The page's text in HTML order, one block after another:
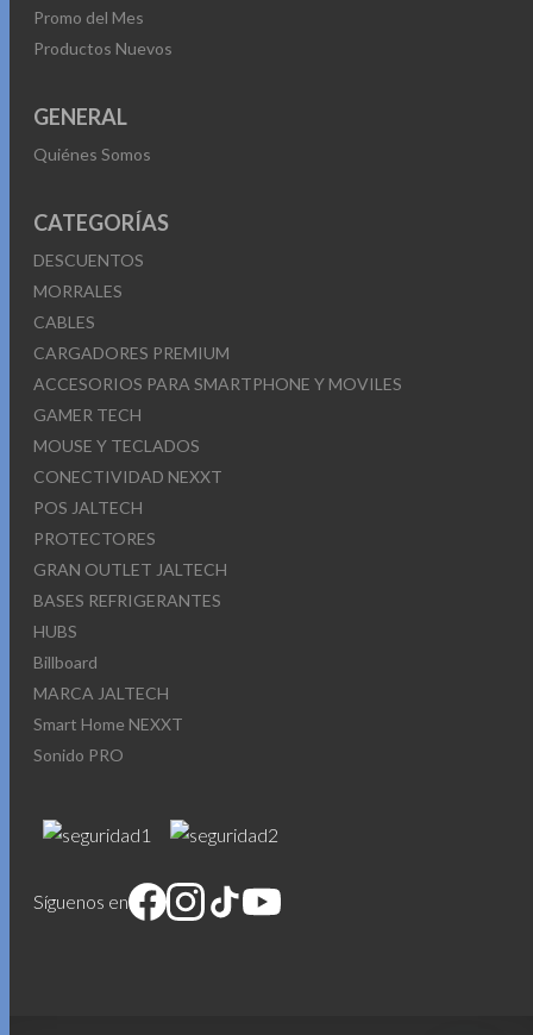
Promo del Mes
Productos Nuevos
GENERAL
Quiénes Somos
CATEGORÍAS
DESCUENTOS
MORRALES
CABLES
CARGADORES PREMIUM
ACCESORIOS PARA SMARTPHONE Y MOVILES
GAMER TECH
MOUSE Y TECLADOS
CONECTIVIDAD NEXXT
POS JALTECH
PROTECTORES
GRAN OUTLET JALTECH
BASES REFRIGERANTES
HUBS
Billboard
MARCA JALTECH
Smart Home NEXXT
Sonido PRO
Síguenos en